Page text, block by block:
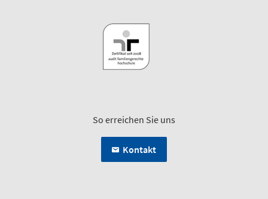
So erreichen Sie uns
Kontakt